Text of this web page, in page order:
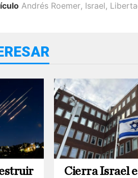
Andrés Roemer, Israel,
Cierra Israel